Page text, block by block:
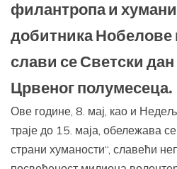
филантропа и
добитника Нобелове
слави се Светски
Црвеног полумесеца.
Ове године, 8. мај, као и
траје до 15. маја, обележава
страни хуманости“, славећи